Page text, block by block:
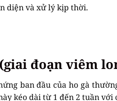
diện và xử lý kịp thời.
đoạn viêm
ban đầu của ho gà
kéo dài từ 1 đến 2 tuần với